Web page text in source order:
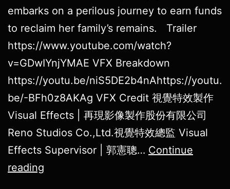
embarks on a perilous journey to earn funds
to reclaim her family’s remains. Trailer
https://www.youtube.com/watch?
v=GDwIYnjYMAE VFX Breakdown
https://youtu.be/niS5DE2b4nAhttps://youtu.
be/-BFh0z8AKAg VFX Credit 視覺特效製作
Visual Effects | 再現影像製作股份有限公司
Reno Studios Co.,Ltd.視覺特效總監 Visual
Effects Supervisor | 郭憲聰… Continue
reading